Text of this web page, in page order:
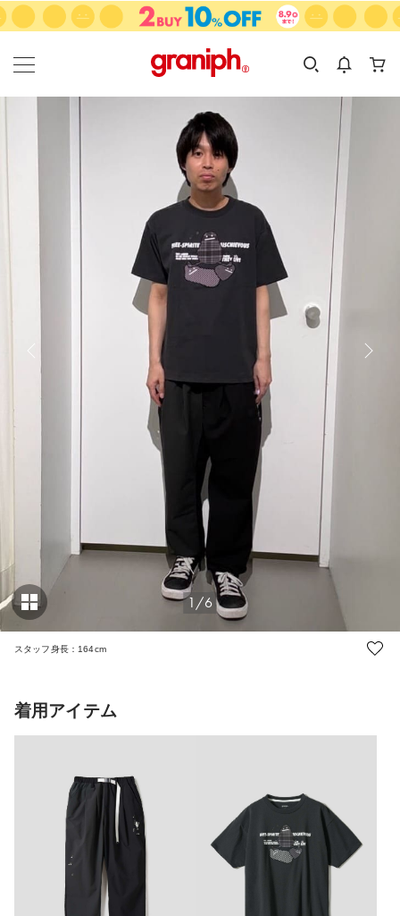
カテゴリーから探す
KIDS
カテゴリ
サイズ
1/6
スタッフ身長：164cm
着用アイテム